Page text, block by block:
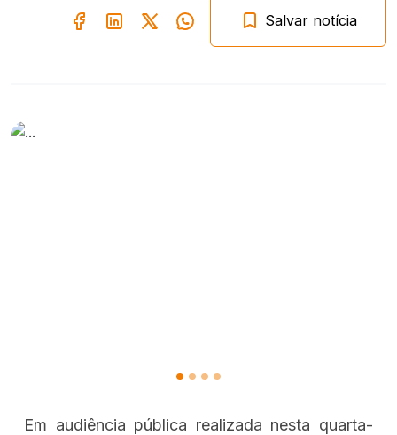
Salvar notícia
Em audiência pública realizada nesta quarta-